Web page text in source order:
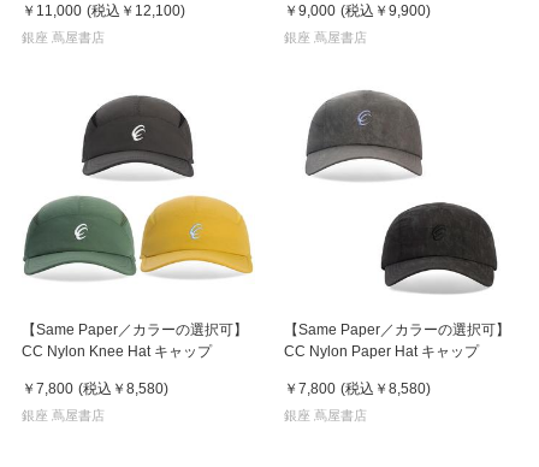
￥11,000 (税込 ￥12,100)
銀座 蔦屋書店
￥9,000 (税込 ￥9,900)
銀座 蔦屋書店
【Same Paper／カラーの選択可】
CC Nylon Knee Hat キャップ
￥7,800 (税込 ￥8,580)
銀座 蔦屋書店
【Same Paper／カラーの選択可】
CC Nylon Paper Hat キャップ
￥7,800 (税込 ￥8,580)
銀座 蔦屋書店